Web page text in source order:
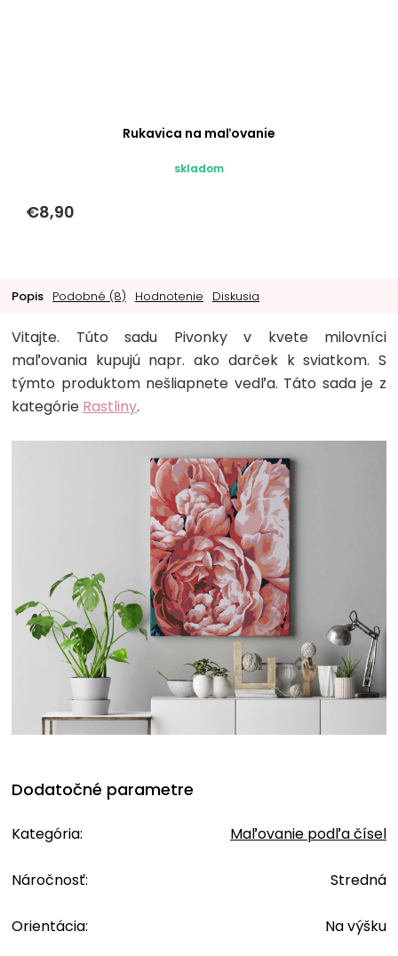
Rukavica na maľovanie
skladom
€8,90
Popis Podobné (8) Hodnotenie Diskusia
Vitajte. Túto sadu Pivonky v kvete milovníci
maľovania kupujú napr. ako darček k sviatkom. S
týmto produktom nešliapnete vedľa. Táto sada je z
kategórie Rastliny.
Dodatočné parametre
Kategória: Maľovanie podľa čísel
Náročnosť: Stredná
Orientácia: Na výšku